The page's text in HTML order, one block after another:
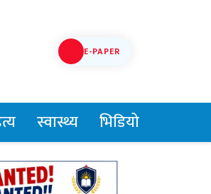
E-PAPER
स्वास्थ्य भिडियो